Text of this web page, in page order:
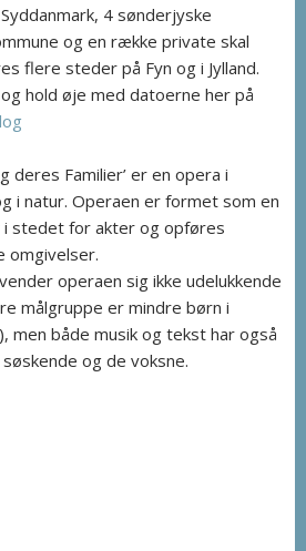
4 sønderjyske
og en række private skal
flere steder på Fyn og i Jylland.
hold øje med datoerne her på
deres Familier’ er en opera i
i natur. Operaen er formet som en
stedet for akter og opføres
omgivelser.
operaen sig ikke udelukkende
målgruppe er mindre børn i
men både musik og tekst har også
og de voksne.